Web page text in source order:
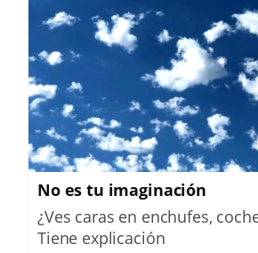
No es tu imaginación
¿Ves caras en enchufes,
Tiene explicación